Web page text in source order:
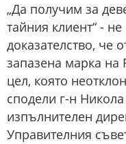
„Да получим за
тайния клиент“ -
доказателство, че
запазена марка на
цел, която
сподели г-н
изпълнителен
Управителния